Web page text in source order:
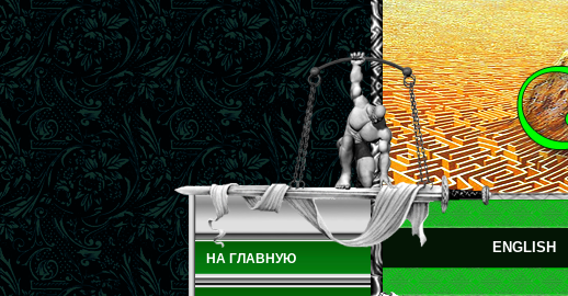
НА ГЛАВНУЮ
ENGLISH